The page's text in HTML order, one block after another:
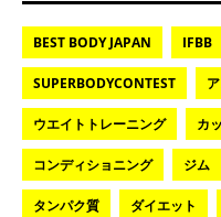
BEST BODY JAPAN IFBB
SUPERBODYCONTEST
ウエイトトレーニング カ
コンディショニング ジム
タンパク質 ダイエット